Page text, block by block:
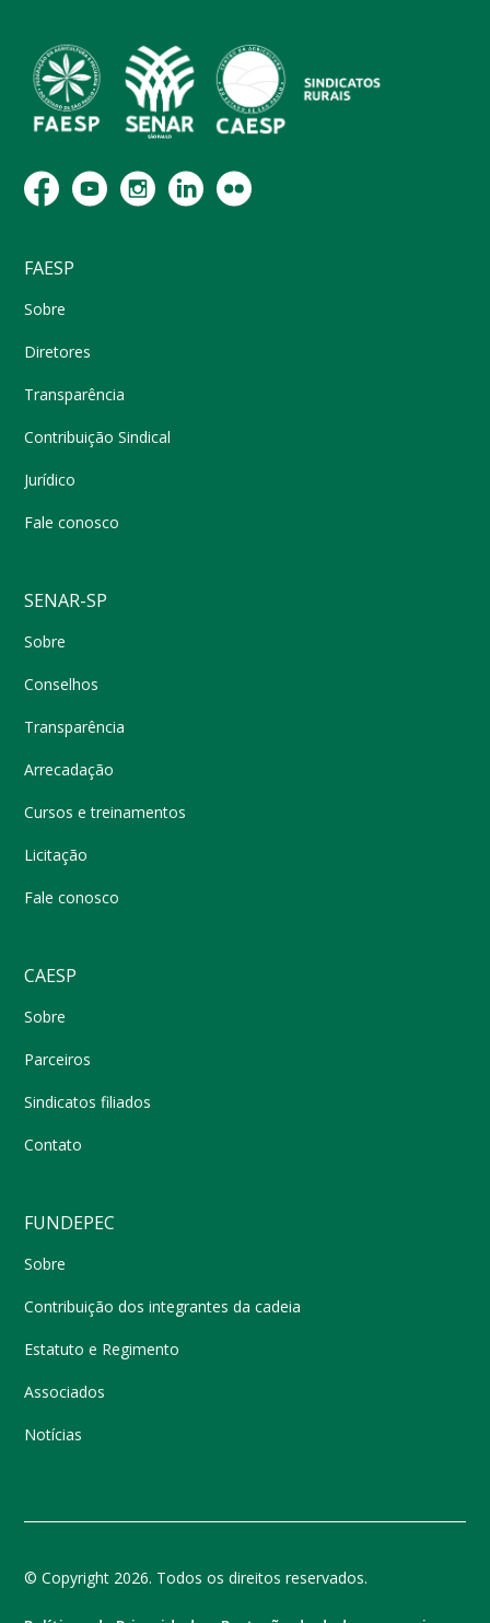
FAESP
Sobre
Diretores
Transparência
Contribuição Sindical
Jurídico
Fale conosco
SENAR-SP
Sobre
Conselhos
Transparência
Arrecadação
Cursos e treinamentos
Licitação
Fale conosco
CAESP
Sobre
Parceiros
Sindicatos filiados
Contato
FUNDEPEC
Sobre
Contribuição dos integrantes da cadeia
Estatuto e Regimento
Associados
Notícias
© Copyright 2026. Todos os direitos reservados.